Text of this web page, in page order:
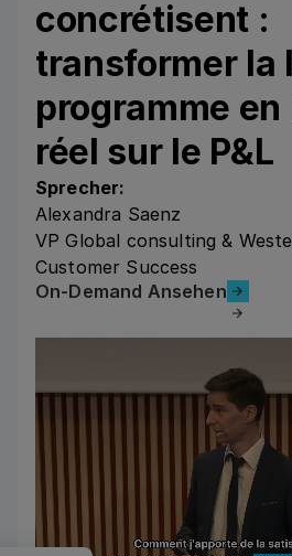
concrétisent :
transformer la
programme
réel sur le P&L
Sprecher:
Alexandra Saenz
VP Global consulting &
Customer Success
On-Demand
On-Demand Ansehen